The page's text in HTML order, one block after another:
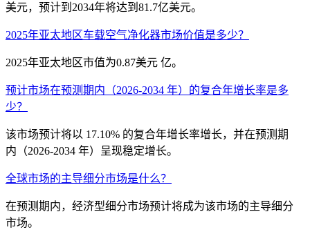
美元，预计到2034年将达到81.7亿美元。
2025年亚太地区车载空气净化器市场价值是多少？
2025年亚太地区市值为0.87美元 亿。
预计市场在预测期内（2026-2034 年）的复合年增长率是多
少？
该市场预计将以 17.10% 的复合年增长率增长，并在预测期
内（2026-2034 年）呈现稳定增长。
全球市场的主导细分市场是什么？
在预测期内，经济型细分市场预计将成为该市场的主导细分
市场。